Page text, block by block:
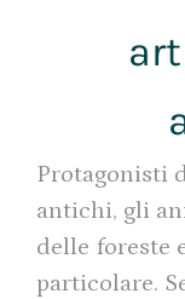
Protagonisti
antichi, gli
delle foreste
particolare.